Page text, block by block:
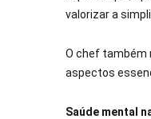
valorizar a
O chef também
aspectos
Saúde mental